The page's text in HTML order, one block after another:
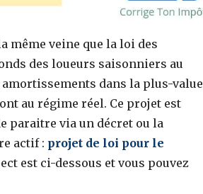
même veine que la loi des
des loueurs saisonniers au
dans la plus-value
au régime réel. Ce projet est
paraitre via un décret ou la
actif : projet de loi pour le
est ci-dessous et vous pouvez